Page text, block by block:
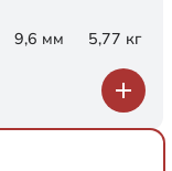
9,6 мм 5,77 кг